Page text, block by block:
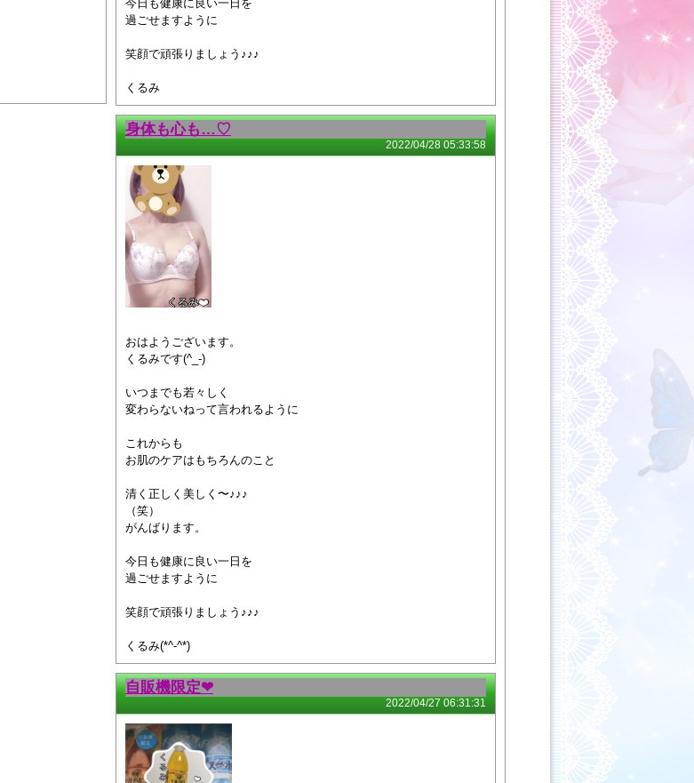
今日も健康に良い一日を
過ごせますように
笑顔で頑張りましょう♪♪♪
くるみ
身体も心も…♡
2022/04/28 05:33:58
おはようございます。
くるみです(^_-)
いつまでも若々しく
変わらないねって言われるように
これからも
お肌のケアはもちろんのこと
清く正しく美しく〜♪♪♪
（笑）
がんばります。
今日も健康に良い一日を
過ごせますように
笑顔で頑張りましょう♪♪♪
くるみ(*^-^*)
自販機限定❤︎
2022/04/27 06:31:31